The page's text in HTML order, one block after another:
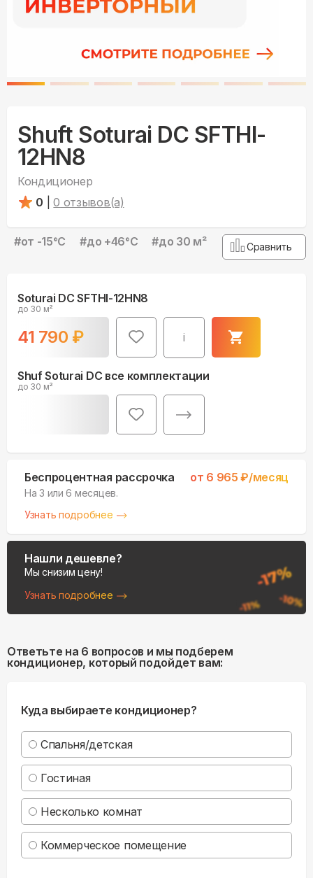
Shuft Soturai DC SFTHI-
12HN8
Кондиционер
0
0 отзывов(а)
#от -15°С #до +46°С #до 30 м² Сравнить
Soturai DC SFTHI-12HN8
до 30 м²
41 790 ₽ i
Shuf Soturai DC все комплектации
до 30 м²
Беспроцентная рассрочка от 6 965 ₽/месяц
На 3 или 6 месяцев.
Узнать подробнее
Нашли дешевле?
Мы снизим цену!
Узнать подробнее
Ответьте на 6 вопросов и мы подберем
кондиционер, который подойдет вам:
Куда выбираете кондиционер?
Спальня/детская
Гостиная
Несколько комнат
Коммерческое помещение